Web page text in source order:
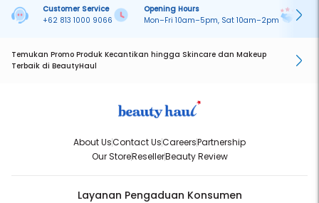
Customer Service
+62 813 1000 9066
Opening Hours
Mon–Fri 10am–5pm, Sat 10am–2pm
Temukan Promo Produk Kecantikan hingga Skincare dan Makeup
Terbaik di BeautyHaul
About UsContact UsCareersPartnership
Our StoreResellerBeauty Review
Layanan Pengaduan Konsumen